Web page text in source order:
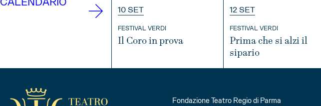
10 SET
FESTIVAL VERDI
Il Coro in prova
INFO
12 SET
FESTIVAL VERDI
Prima che si alzi il
sipario
Fondazione Teatro Regio di Parma